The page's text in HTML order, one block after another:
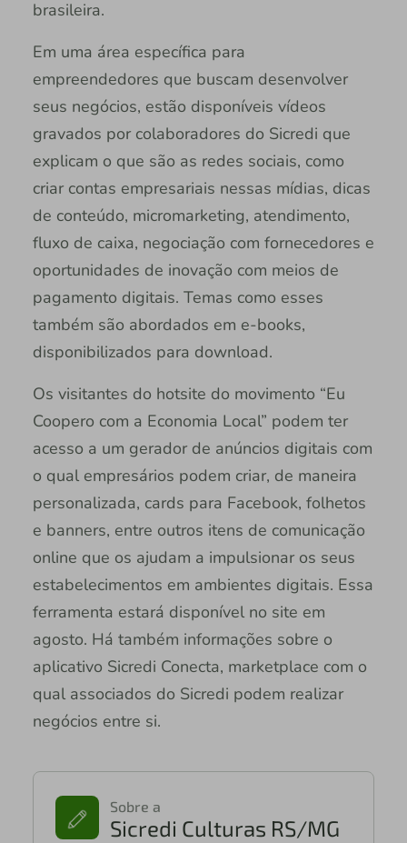
brasileira.
Em uma área específica para
empreendedores que buscam desenvolver
seus negócios, estão disponíveis vídeos
gravados por colaboradores do Sicredi que
explicam o que são as redes sociais, como
criar contas empresariais nessas mídias, dicas
de conteúdo, micromarketing, atendimento,
fluxo de caixa, negociação com fornecedores e
oportunidades de inovação com meios de
pagamento digitais. Temas como esses
também são abordados em e-books,
disponibilizados para download.
Os visitantes do hotsite do movimento “Eu
Coopero com a Economia Local” podem ter
acesso a um gerador de anúncios digitais com
o qual empresários podem criar, de maneira
personalizada, cards para Facebook, folhetos
e banners, entre outros itens de comunicação
online que os ajudam a impulsionar os seus
estabelecimentos em ambientes digitais. Essa
ferramenta estará disponível no site em
agosto. Há também informações sobre o
aplicativo Sicredi Conecta, marketplace com o
qual associados do Sicredi podem realizar
negócios entre si.
Sobre a
Sicredi Culturas RS/MG